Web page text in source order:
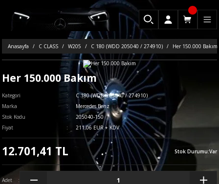
Anasayfa C CLASS W205 C 180 (WDD 205040 / 274910) Her 150.000 Bakım
Her 150.000 Bakım
Kategori
C 180 (WDD 205040 / 274910)
Marka
Mercedes Benz
Stok Kodu
205040-150
Fiyat
211,06 EUR + KDV
12.701,41 TL Stok Durumu:Var
Adet